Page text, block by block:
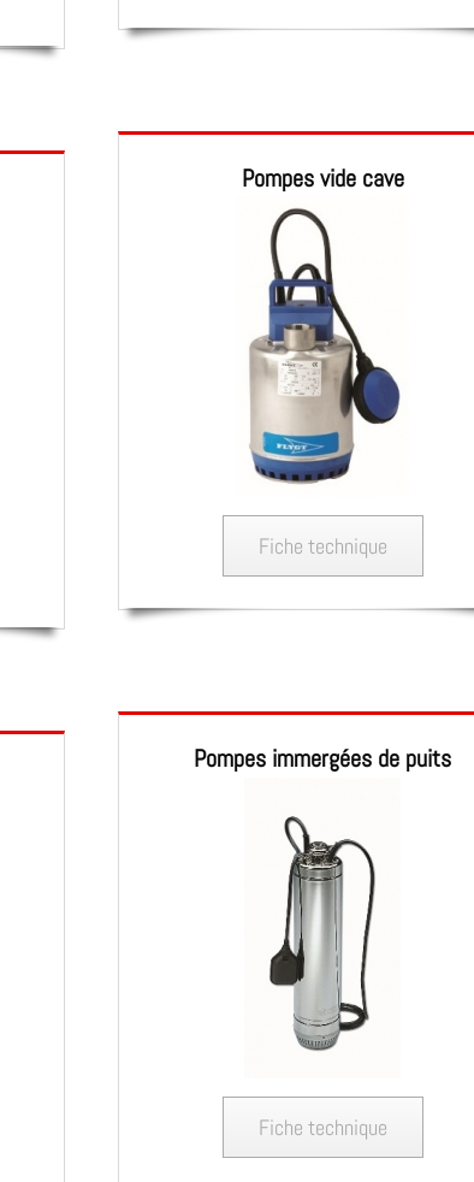
Pompes vide cave
Fiche technique
Pompes immergées de puits
Fiche technique